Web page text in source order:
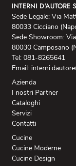
INTERNI D'AUTORE
Sede Legale: Via
80033 Cicciano
Sede Showroom:
80030 Camposano
Tel: 081-8265641
Email:
Azienda
I nostri Partner
Cataloghi
Servizi
Contatti
Cucine
Cucine Moderne
Cucine Design